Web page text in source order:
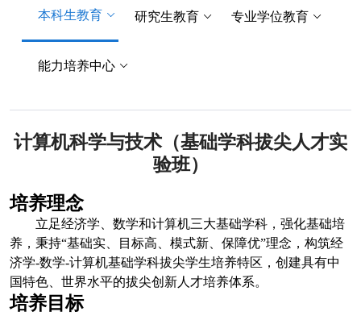
本科生教育 研究生教育 专业学位教育
能力培养中心
计算机科学与技术（基础学科拔尖人才实
验班）
培养理念
立足经济学、数学和计算机三大基础学科，强化基础培
养，秉持“基础实、目标高、模式新、保障优”理念，构筑经
济学-数学-计算机基础学科拔尖学生培养特区，创建具有中
国特色、世界水平的拔尖创新人才培养体系。
培养目标